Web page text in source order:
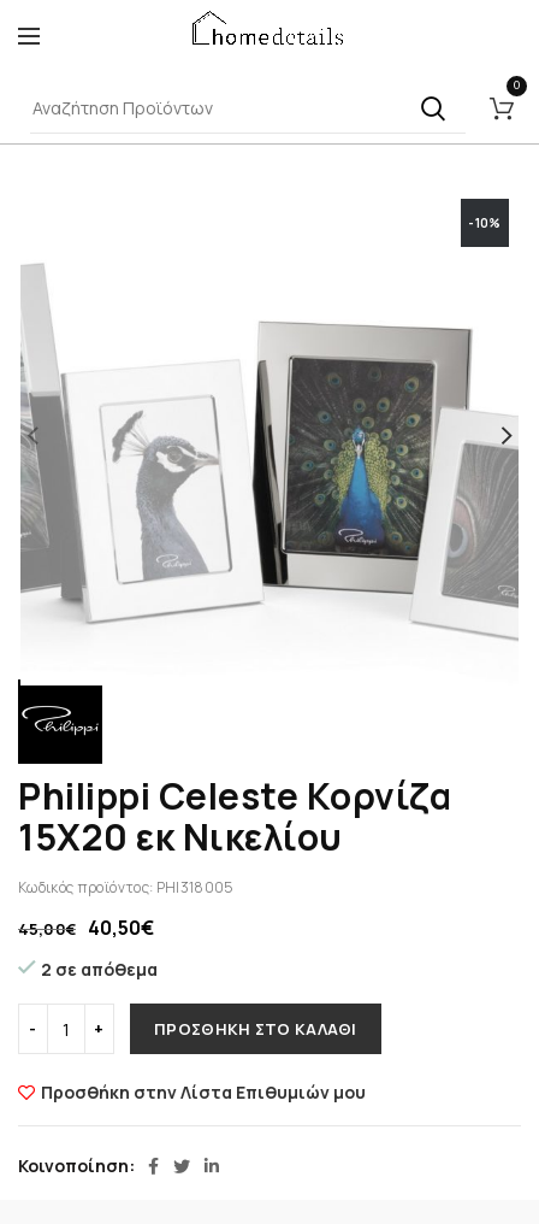
0
-10%
Philippi Celeste Κορνίζα
15Χ20 εκ Νικελίου
Κωδικός προϊόντος: PHI318005
45,00€ 40,50€
2 σε απόθεμα
ΠΡΟΣΘΉΚΗ ΣΤΟ ΚΑΛΆΘΙ
Προσθήκη στην Λίστα Επιθυμιών μου
Κοινοποίηση